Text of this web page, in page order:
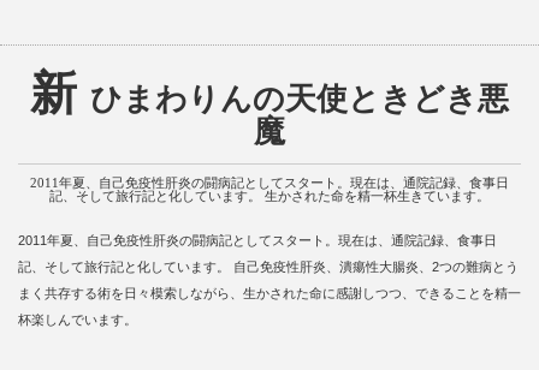
新 ひまわりんの天使ときどき悪
魔
2011年夏、自己免疫性肝炎の闘病記としてスタート。現在は、通院記録、食事日
記、そして旅行記と化しています。 生かされた命を精一杯生きています。
2011年夏、自己免疫性肝炎の闘病記としてスタート。現在は、通院記録、食事日
記、そして旅行記と化しています。 自己免疫性肝炎、潰瘍性大腸炎、2つの難病とう
まく共存する術を日々模索しながら、生かされた命に感謝しつつ、できることを精一
杯楽しんでいます。